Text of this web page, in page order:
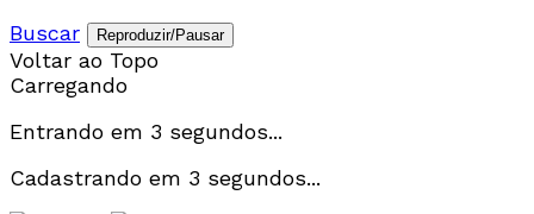
Buscar
Reproduzir/Pausar
Voltar ao Topo
Carregando
Entrando em 3 segundos...
Cadastrando em 3 segundos...